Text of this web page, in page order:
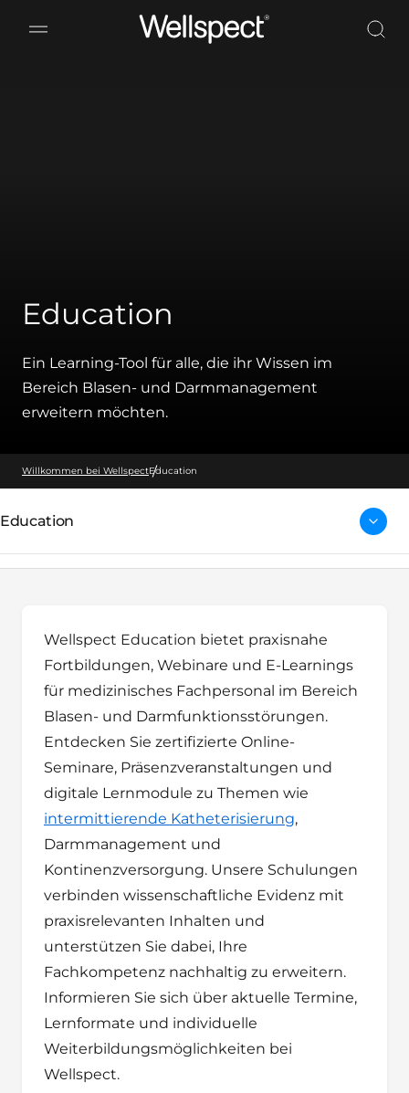
Wellspect
Education
Ein Learning-Tool für alle, die ihr Wissen im
Bereich Blasen- und Darmmanagement
erweitern möchten.
Willkommen bei WellspectEducation
Education
Wellspect Education bietet praxisnahe
Fortbildungen, Webinare und E-Learnings
für medizinisches Fachpersonal im Bereich
Blasen- und Darmfunktionsstörungen.
Entdecken Sie zertifizierte Online-
Seminare, Präsenzveranstaltungen und
digitale Lernmodule zu Themen wie
intermittierende Katheterisierung,
Darmmanagement und
Kontinenzversorgung. Unsere Schulungen
verbinden wissenschaftliche Evidenz mit
praxisrelevanten Inhalten und
unterstützen Sie dabei, Ihre
Fachkompetenz nachhaltig zu erweitern.
Informieren Sie sich über aktuelle Termine,
Lernformate und individuelle
Weiterbildungsmöglichkeiten bei
Wellspect.